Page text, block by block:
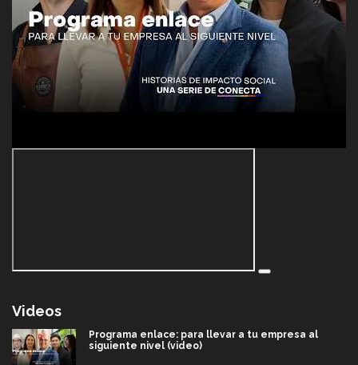
Videos
Programa enlace: para llevar a tu empresa al
siguiente nivel (video)